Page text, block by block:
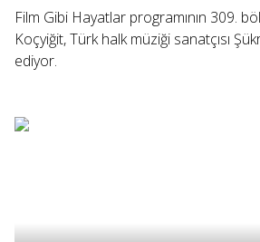
Film Gibi Hayatlar programının 309.
Koçyiğit, Türk halk müziği sanatçısı
ediyor.